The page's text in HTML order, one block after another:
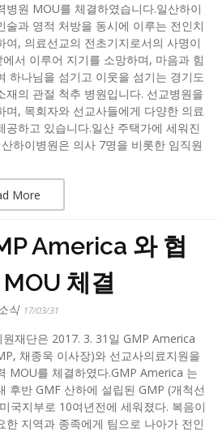
병원 MOU를 체결하였습니다.일산하이
술과 영적 처방을 동시에 이루는 전인치
여, 의료선교의 전초기지로서의 사명이
서 이루어 지기를 소망하며, 마음과 힘
하나님을 섬기고 이웃을 섬기는 경기도
재의 관절 척추 병원입니다. 선교병원을
며, 목회자와 선교사들에게 다양한 의료
공하고 있습니다.일산 주택가에 세워진
하이병원은 의사 7명을 비롯한 임직원
More
America 와 협
MOU 체결
식 17/03/31
원재단은 2017. 3. 31일 GMP America
채종욱 이사장)와 선교사의료지원을
MOU를 체결하였다.GMP America 는
후반 GMF 산하에 설립된 GMP (개척선
국지부로 10여년전에 세워졌다. 복음이
한 지역과 종족에게 팀으로 나아가 전인